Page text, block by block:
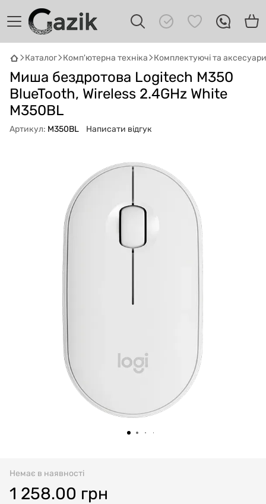
Каталог Комп'ютерна техніка Комплектуючі та аксесуари
Миша бездротова Logitech M350
BlueTooth, Wireless 2.4GHz White
M350BL
Артикул: M350BL Написати відгук
Немає в наявності
1 258.00 грн
Онлайн · пошук техніки
Привіт! 👋 Я Gazik AI — допоможу
Що шукаєш?